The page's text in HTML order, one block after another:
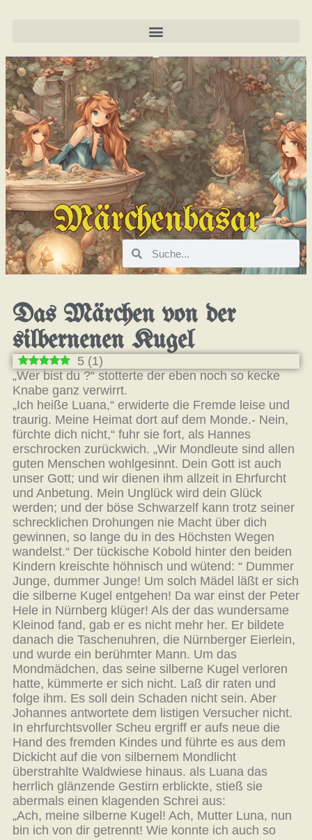
Märchenbasar
Das Märchen von der
silbernenen Kugel
5 (1)
„Wer bist du ?“ stotterte der eben noch so kecke
Knabe ganz verwirrt.
„Ich heiße Luana,“ erwiderte die Fremde leise und
traurig. Meine Heimat dort auf dem Monde.- Nein,
fürchte dich nicht,“ fuhr sie fort, als Hannes
erschrocken zurückwich. „Wir Mondleute sind allen
guten Menschen wohlgesinnt. Dein Gott ist auch
unser Gott; und wir dienen ihm allzeit in Ehrfurcht
und Anbetung. Mein Unglück wird dein Glück
werden; und der böse Schwarzelf kann trotz seiner
schrecklichen Drohungen nie Macht über dich
gewinnen, so lange du in des Höchsten Wegen
wandelst.“ Der tückische Kobold hinter den beiden
Kindern kreischte höhnisch und wütend: “ Dummer
Junge, dummer Junge! Um solch Mädel läßt er sich
die silberne Kugel entgehen! Da war einst der Peter
Hele in Nürnberg klüger! Als der das wundersame
Kleinod fand, gab er es nicht mehr her. Er bildete
danach die Taschenuhren, die Nürnberger Eierlein,
und wurde ein berühmter Mann. Um das
Mondmädchen, das seine silberne Kugel verloren
hatte, kümmerte er sich nicht. Laß dir raten und
folge ihm. Es soll dein Schaden nicht sein. Aber
Johannes antwortete dem listigen Versucher nicht.
In ehrfurchtsvoller Scheu ergriff er aufs neue die
Hand des fremden Kindes und führte es aus dem
Dickicht auf die von silbernem Mondlicht
überstrahlte Waldwiese hinaus. als Luana das
herrlich glänzende Gestirn erblickte, stieß sie
abermals einen klagenden Schrei aus:
„Ach, meine silberne Kugel! Ach, Mutter Luna, nun
bin ich von dir getrennt! Wie konnte ich auch so